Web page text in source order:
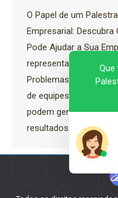
O Papel de um
Empresarial:
Pode Ajudar a Sua
representam grandes
Problemas como
de equipes ou
podem gerar
resultados. Nessa